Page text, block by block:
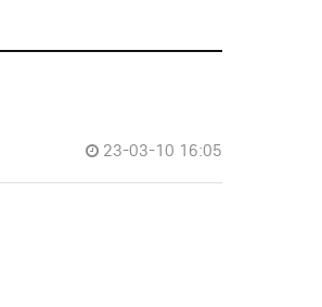
23-03-10 16:05